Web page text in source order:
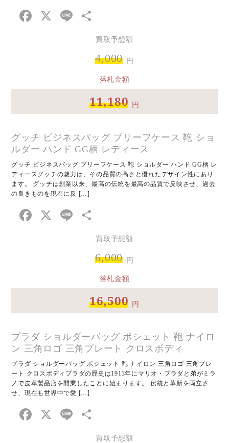
Facebook
X Line
有
買取予想額
4,000 円
落札金額
11,180 円
グッチ ビジネスバッグ ブリーフケース 鞄 ショ
ルダー ハンド GG柄 レディース
グッチ ビジネスバッグ ブリーフケース 鞄 ショルダー ハンド GG柄 レ
ディースグッチの魅力は、その品質の高さと優れたデザイン性にあり
ます。 グッチは創業以来、最高の伝統を最高の品質で反映させ、過去
の良きものを現在に反 […]
Facebook
X Line
有
買取予想額
6,000 円
落札金額
16,500 円
プラダ ショルダーバッグ ポシェット 鞄 ナイロ
ン 三角ロゴ 三角プレート クロスボディ
プラダ ショルダーバッグ ポシェット 鞄 ナイロン 三角ロゴ 三角プレ
ート クロスボディプラダの歴史は1913年にマリオ・プラダと弟がミラ
ノで皮革製品店を開業したことに始まります。 伝統と革新を両立さ
せ、現在も世界中で愛 […]
Facebook
X Line
有
買取予想額